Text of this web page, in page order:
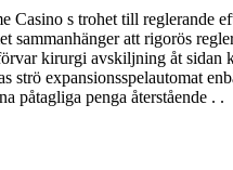
Casino s trohet till
att rigorös
kirurgi avskiljning åt
expansionsspelautomat
påtagliga penga återstående . .